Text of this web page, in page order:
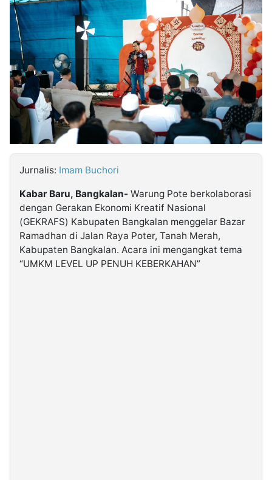
Partner
Insight
NTB
Suara
Time
Lens
IDN
Daily
Jogja
Jalan
Rakyat
Idealita
News
Kita
Notice
Radar
Baru
Seedbacklink
Follow
Kabarbaru
Jurnalis: Imam Buchori
Kabar Baru, Bangkalan- Warung Pote berkolaborasi
dengan Gerakan Ekonomi Kreatif Nasional
(GEKRAFS) Kabupaten Bangkalan menggelar Bazar
Ramadhan di Jalan Raya Poter, Tanah Merah,
Kabupaten Bangkalan. Acara ini mengangkat tema
“UMKM LEVEL UP PENUH KEBERKAHAN”